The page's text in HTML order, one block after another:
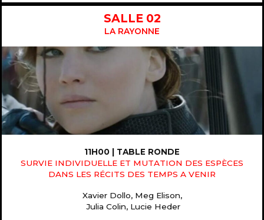
SALLE 02
LA RAYONNE
11H00 | TABLE RONDE
SURVIE INDIVIDUELLE ET MUTATION DES ESPÈCES
DANS LES RÉCITS DES TEMPS A VENIR
Xavier Dollo, Meg Elison,
Julia Colin, Lucie Heder